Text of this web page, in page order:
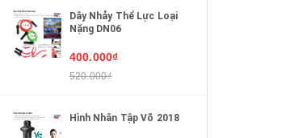
Dây Nhảy Thể Lực Loại
Nặng DN06
400.000₫
520.000₫
Hình Nhân Tập Võ 2018